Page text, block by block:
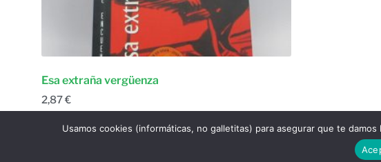
Esa extraña vergüenza
2,87€
Usamos cookies (informáticas, no galletitas) para asegurar que te